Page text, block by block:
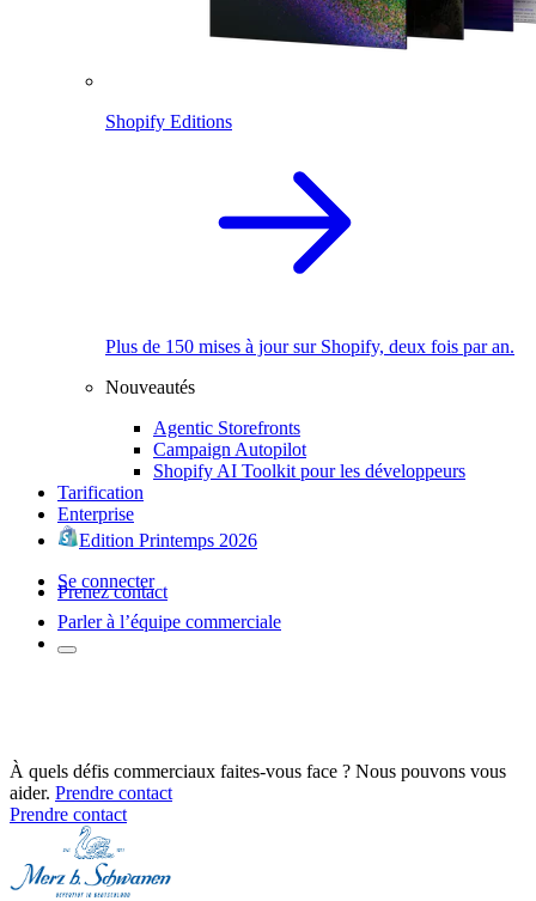
Shopify Editions
Plus de 150 mises à jour sur Shopify, deux fois par an.
Nouveautés
Agentic Storefronts
Campaign Autopilot
Shopify AI Toolkit pour les développeurs
Tarification
Enterprise
Edition Printemps 2026
Se connecter
Prenez contact
Parler à l’équipe commerciale
À quels défis commerciaux faites-vous face ? Nous pouvons vous
aider. Prendre contact
Prendre contact